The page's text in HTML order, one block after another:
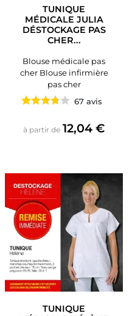
TUNIQUE
MÉDICALE JULIA
DÉSTOCKAGE PAS
CHER...
Blouse médicale pas
cher Blouse infirmière
pas cher
67 avis
à partir de Prix
12,04 €
TUNIQUE